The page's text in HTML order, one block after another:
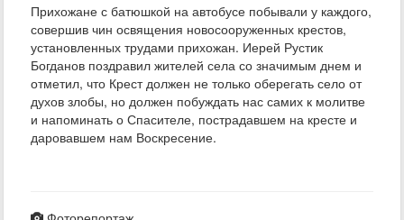
Прихожане с батюшкой на автобусе побывали у каждого,
совершив чин освящения новосооруженных крестов,
установленных трудами прихожан. Иерей Рустик
Богданов поздравил жителей села со значимым днем и
отметил, что Крест должен не только оберегать село от
духов злобы, но должен побуждать нас самих к молитве
и напоминать о Спасителе, пострадавшем на кресте и
даровавшем нам Воскресение.